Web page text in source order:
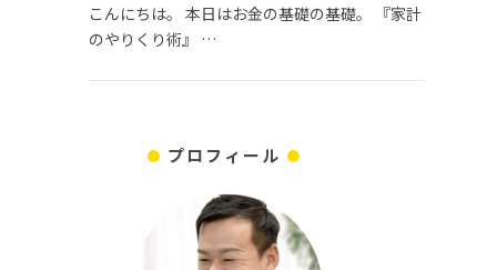
こんにちは。 本日はお金の基礎の基礎。 『家計
のやりくり術』 …
プロフィール